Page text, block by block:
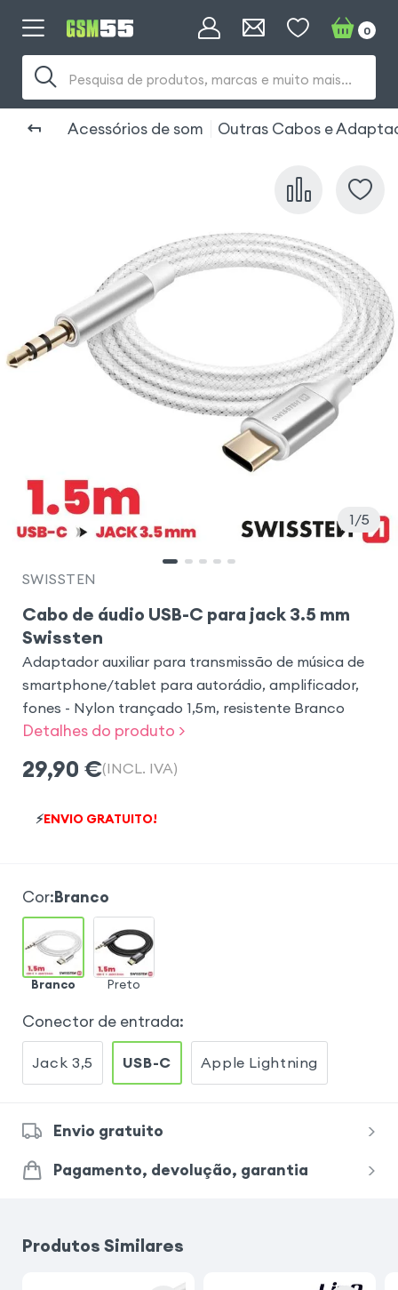
Pesquisa de produtos, marcas e muito mais...
0
Acessórios de som Outras Cabos e
1 5
SWISSTEN
Cabo de áudio USB-C para jack 3.5 mm
Swissten
Adaptador auxiliar para transmissão de música de
smartphone/tablet para autorádio, amplificador,
fones - Nylon trançado 1,5m, resistente Branco
Detalhes do produto >
29,90 €(INCL. IVA)
⚡ENVIO GRATUITO!
Cor:Branco
Branco Preto
Conector de entrada:
Jack 3,5 USB-C Apple Lightning
Envio gratuito
Pagamento, devolução, garantia
Produtos Similares